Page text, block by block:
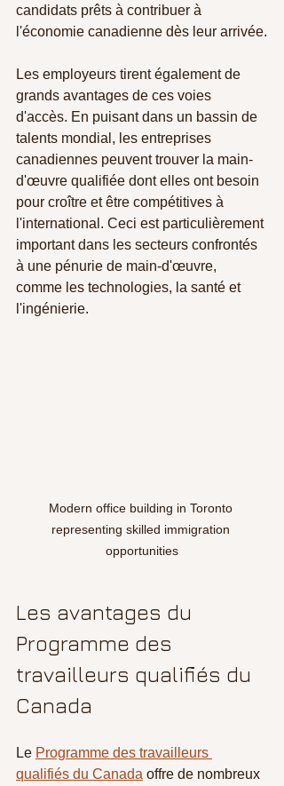
candidats prêts à contribuer à
l'économie canadienne dès leur arrivée.
Les employeurs tirent également de
grands avantages de ces voies
d'accès. En puisant dans un bassin de
talents mondial, les entreprises
canadiennes peuvent trouver la main-
d'œuvre qualifiée dont elles ont besoin
pour croître et être compétitives à
l'international. Ceci est particulièrement
important dans les secteurs confrontés
à une pénurie de main-d'œuvre,
comme les technologies, la santé et
l'ingénierie.
Modern office building in Toronto
representing skilled immigration
opportunities
Les avantages du
Programme des
travailleurs qualifiés du
Canada
Le Programme des travailleurs
qualifiés du Canada offre de nombreux